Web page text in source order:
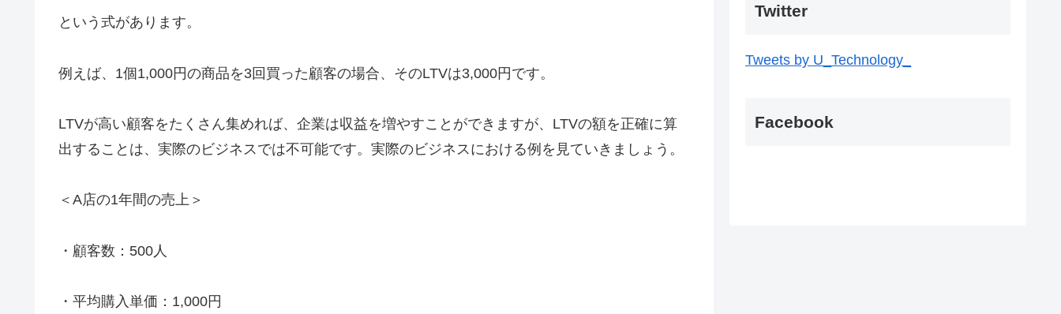
という式があります。
例えば、1個1,000円の商品を3回買った顧客の場合、そのLTVは3,000円です。
LTVが高い顧客をたくさん集めれば、企業は収益を増やすことができますが、LTVの額を正確に算
出することは、実際のビジネスでは不可能です。実際のビジネスにおける例を見ていきましょう。
＜A店の1年間の売上＞
・顧客数：500人
・平均購入単価：1,000円
Twitter
Tweets by U_Technology_
Facebook